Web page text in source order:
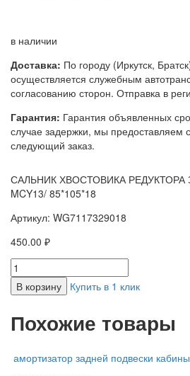
в наличии
Доставка: По городу (Иркутск,
осуществляется служебным
согласованию сторон. Отправка в
Гарантия: Гарантия объявленных
случае задержки, мы предоставляем
следующий заказ.
САЛЬНИК ХВОСТОВИКА
MCY13/ 85*105*18
Артикул: WG7117329018
450.00 ₽
В корзину Купить в 1 клик
Похожие товары
амортизатор задней подвески